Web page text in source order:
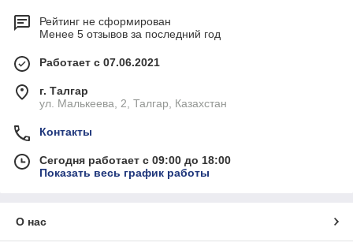
Рейтинг не сформирован
Менее 5 отзывов за последний год
Работает с 07.06.2021
г. Талгар
ул. Малькеева, 2, Талгар, Казахстан
Контакты
Сегодня работает с 09:00 до 18:00
Показать весь график работы
О нас